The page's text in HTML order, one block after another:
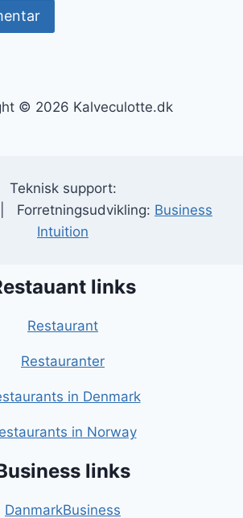
© 2026 Kalveculotte.dk
Teknisk support:
Forretningsudvikling: Business
Intuition
links
Restaurant
Restauranter
in Denmark
in Norway
links
DanmarkBusiness